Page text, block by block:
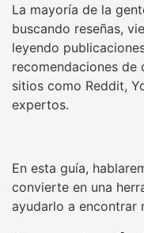
La mayoría de la
buscando reseñas,
leyendo
recomendaciones de
sitios como Reddit,
expertos.
En esta guía,
convierte en una
ayudarlo a encontrar